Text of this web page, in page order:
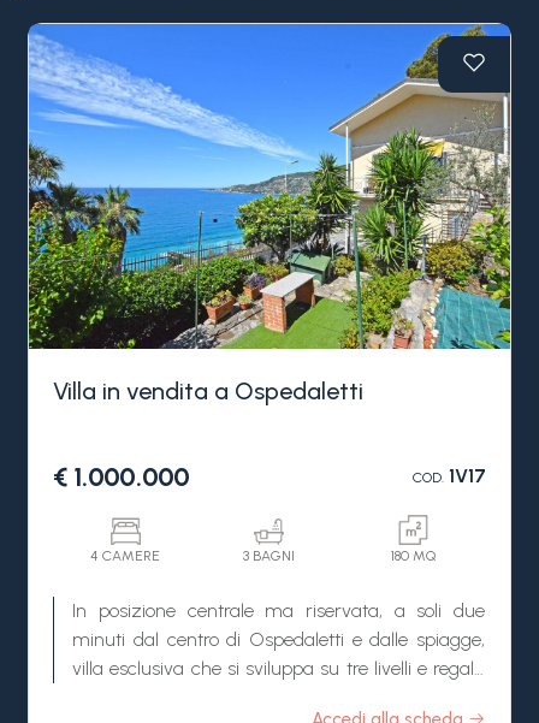
Villa in vendita a Ospedaletti
€ 1.000.000 COD.1V17
4 CAMERE 3 BAGNI 180 MQ
In posizione centrale ma riservata, a soli due
minuti dal centro di Ospedaletti e dalle spiagge,
villa esclusiva che si sviluppa su tre livelli e regala